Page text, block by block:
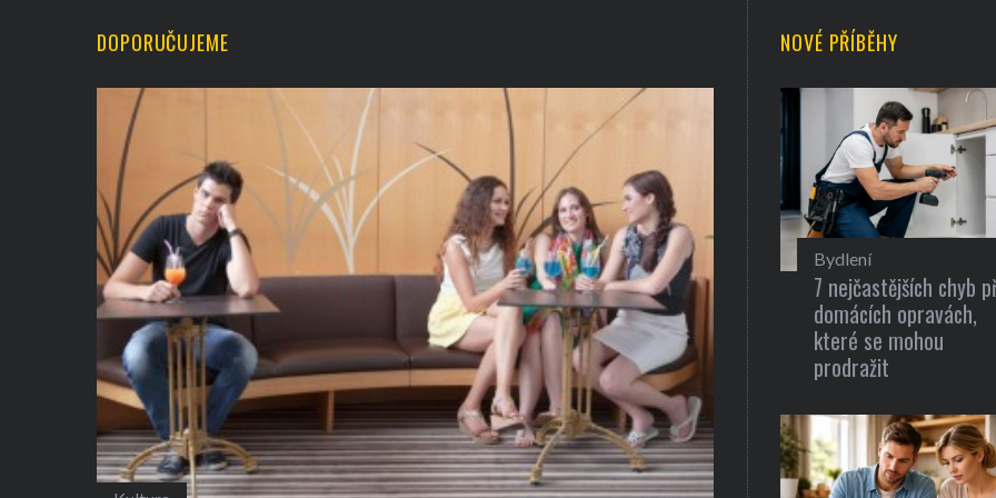
DOPORUČUJEME NOVÉ PŘÍBĚHY
Bydlení
7 nejčastějších chyb
domácích opravách,
které se mohou
prodražit